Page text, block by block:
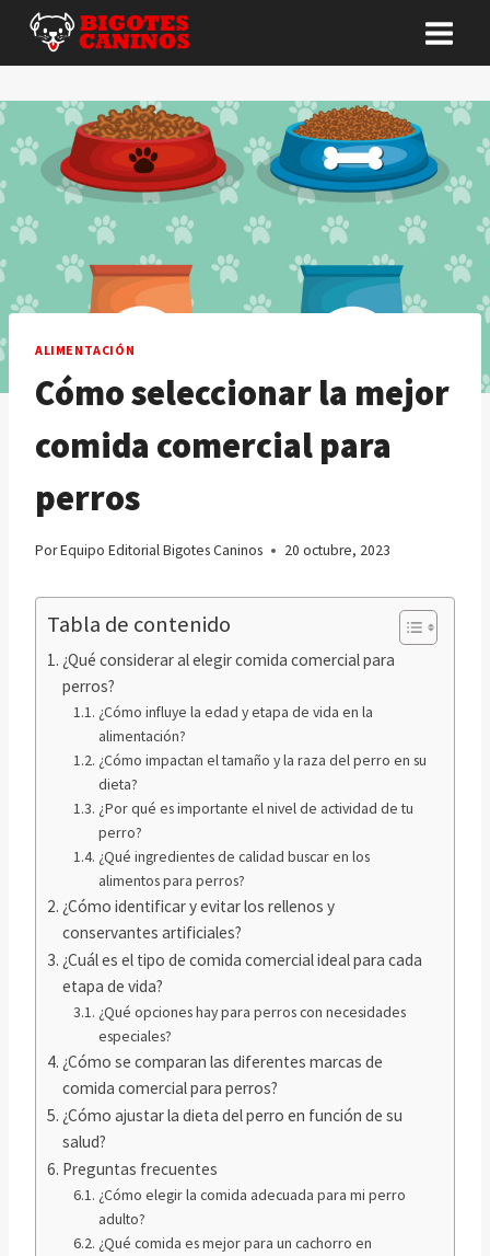
Saltar
contenido
ALIMENTACIÓN
Cómo seleccionar la mejor
comida comercial para
perros
PorEquipo Editorial Bigotes Caninos 20 octubre, 2023
Tabla de contenido
¿Qué considerar al elegir comida comercial para
perros?
¿Cómo influye la edad y etapa de vida en la
alimentación?
¿Cómo impactan el tamaño y la raza del perro en su
dieta?
¿Por qué es importante el nivel de actividad de tu
perro?
¿Qué ingredientes de calidad buscar en los
alimentos para perros?
¿Cómo identificar y evitar los rellenos y
conservantes artificiales?
¿Cuál es el tipo de comida comercial ideal para cada
etapa de vida?
¿Qué opciones hay para perros con necesidades
especiales?
¿Cómo se comparan las diferentes marcas de
comida comercial para perros?
¿Cómo ajustar la dieta del perro en función de su
salud?
Preguntas frecuentes
¿Cómo elegir la comida adecuada para mi perro
adulto?
¿Qué comida es mejor para un cachorro en